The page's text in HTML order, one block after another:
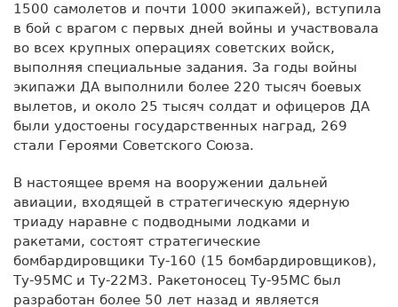
1500 самолетов и почти 1000 экипажей), вступила
в бой с врагом с первых дней войны и участвовала
во всех крупных операциях советских войск,
выполняя специальные задания. За годы войны
экипажи ДА выполнили более 220 тысяч боевых
вылетов, и около 25 тысяч солдат и офицеров ДА
были удостоены государственных наград, 269
стали Героями Советского Союза.
В настоящее время на вооружении дальней
авиации, входящей в стратегическую ядерную
триаду наравне с подводными лодками и
ракетами, состоят стратегические
бомбардировщики Ту-160 (15 бомбардировщиков),
Ту-95МС и Ту-22М3. Ракетоносец Ту-95МС был
разработан более 50 лет назад и является